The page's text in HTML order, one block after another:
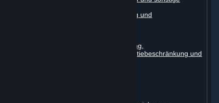
Verhalten im Online-Verkehr, Betrug und
Ausschlüsse, Haftungsbeschränkung,
Gewährleistungsausschluss, Garantiebeschränkung und